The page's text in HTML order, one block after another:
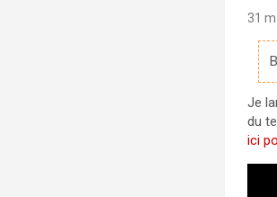
31
Je
du
ici